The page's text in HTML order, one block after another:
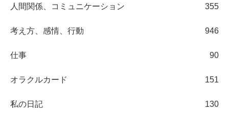
人間関係、コミュニケーション 355
考え方、感情、行動 946
仕事 90
オラクルカード 151
私の日記 130